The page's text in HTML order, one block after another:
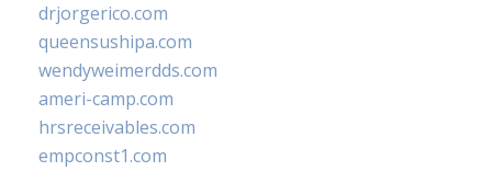
drjorgerico.com
queensushipa.com
wendyweimerdds.com
ameri-camp.com
hrsreceivables.com
empconst1.com